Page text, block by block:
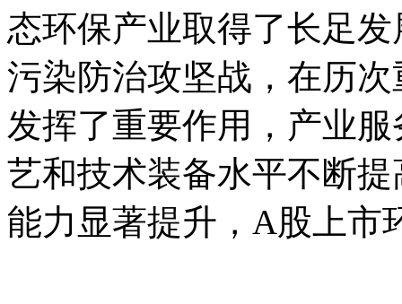
态环保产业取得了长足
污染防治攻坚战，在历
发挥了重要作用，产业
艺和技术装备水平不断
能力显著提升，A股上市